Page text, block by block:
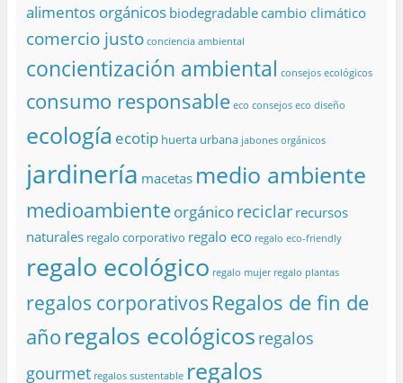
alimentos orgánicos biodegradable cambio climático
comercio justo conciencia ambiental
concientización ambiental consejos ecológicos
consumo responsable eco consejos eco diseño
ecología ecotip huerta urbana jabones orgánicos
jardinería macetas medio ambiente
medioambienteorgánicoreciclar recursos
naturales regalo corporativo regalo eco regalo eco-friendly
regalo ecológico regalo mujer regalo plantas
regalos corporativos Regalos de fin de
año regalos ecológicos regalos
gourmet regalos sustentable regalos